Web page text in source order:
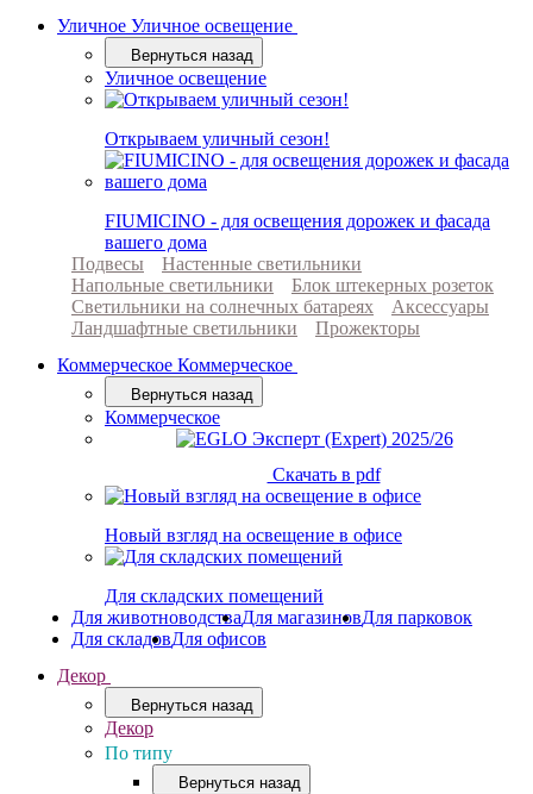
Уличное Уличное освещение
Вернуться назад
Уличное освещение
Открываем уличный сезон!
FIUMICINO - для освещения дорожек и фасада
вашего дома
Подвесы
Настенные светильники
Напольные светильники
Блок штекерных розеток
Светильники на солнечных батареях
Аксессуары
Ландшафтные светильники
Прожекторы
Коммерческое Коммерческое
Вернуться назад
Коммерческое
Скачать в pdf
Новый взгляд на освещение в офисе
Для складских помещений
Для животноводстваДля магазиновДля парковок
Для складовДля офисов
Декор
Вернуться назад
Декор
По типу
Вернуться назад